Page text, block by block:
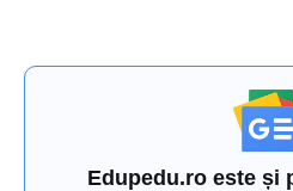
Edupedu.ro este și